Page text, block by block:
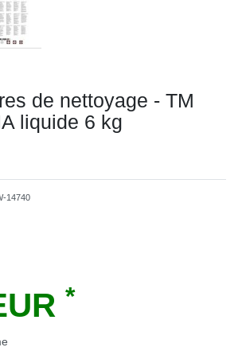
de nettoyage - TM
liquide 6 kg
14740
*